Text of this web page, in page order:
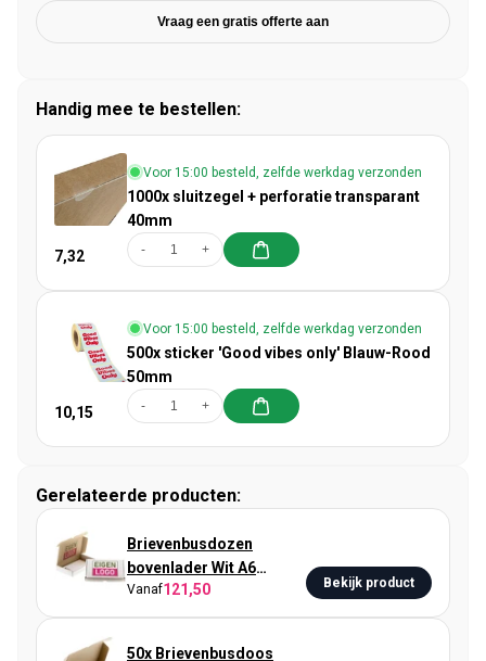
Vraag een gratis offerte aan
Handig mee te bestellen:
7,32
Voor 15:00 besteld, zelfde werkdag verzonden
1000x sluitzegel + perforatie transparant
40mm
- +
10,15
Voor 15:00 besteld, zelfde werkdag verzonden
500x sticker 'Good vibes only' Blauw-Rood
50mm
- +
Gerelateerde producten:
Brievenbusdozen
bovenlader Wit A6
bedrukken
Vanaf121,50 Bekijk product
50x Brievenbusdoos